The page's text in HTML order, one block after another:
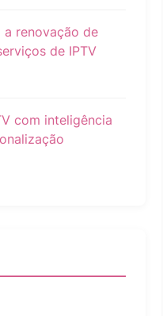
renovação de
de IPTV
com inteligência